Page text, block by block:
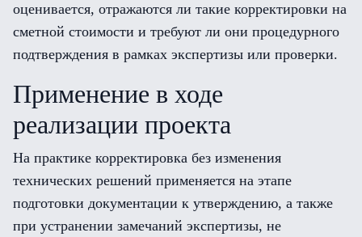
оценивается, отражаются ли такие корректировки на
сметной стоимости и требуют ли они процедурного
подтверждения в рамках экспертизы или проверки.
Применение в ходе
реализации проекта
На практике корректировка без изменения
технических решений применяется на этапе
подготовки документации к утверждению, а также
при устранении замечаний экспертизы, не